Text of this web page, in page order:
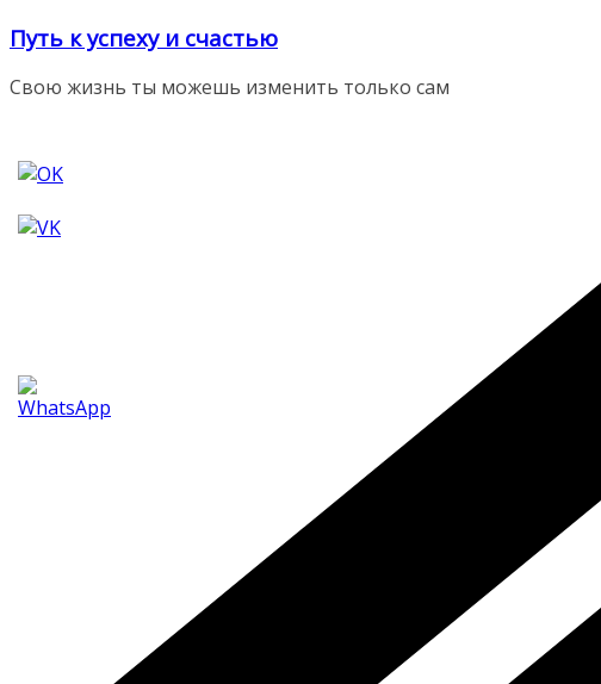
Перейти
содержимому
Путь к успеху и счастью
Свою жизнь ты можешь изменить только сам